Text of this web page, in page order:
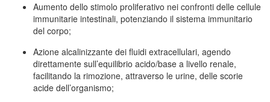
Aumento dello stimolo proliferativo nei confronti delle cellule
immunitarie intestinali, potenziando il sistema immunitario
del corpo;
Azione alcalinizzante dei fluidi extracellulari, agendo
direttamente sull’equilibrio acido/base a livello renale,
facilitando la rimozione, attraverso le urine, delle scorie
acide dell’organismo;